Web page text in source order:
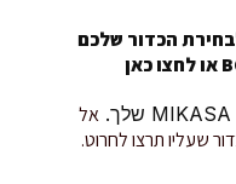
הכדור שלכם
לחצו כאן
אל
שעליו תרצו לחרוט.